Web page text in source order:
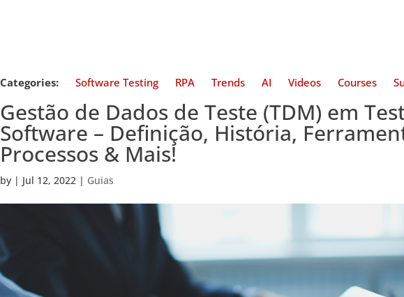
Categories: Software Testing RPA Trends AI Videos Courses
Gestão de Dados de Teste (TDM) em
Software – Definição, História,
Processos & Mais!
by | Jul 12, 2022 | Guias